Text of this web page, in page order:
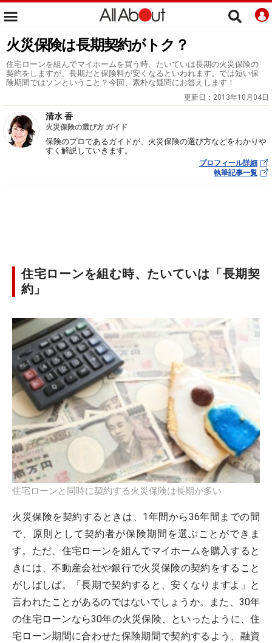
火災保険は長期契約がトク？
住宅ローンを組んでマイホームを買う時、たいていは長期の火災保険の
契約をしますが、長期だと保険料が安くなるといわれます。では短い保
険期間ではソンということ？今回、素朴な疑問にお答えします！
更新日： 2013年10月04日
清水 香
火災保険の選び方 ガイド
保険のプロであるガイドが、火災保険の選び方などをわかりや
すく解説していきます。
プロフィール詳細
執筆記事一覧
住宅ローンを組む時、たいていは「長期契
約」
住宅ローンと同時に契約する火災保険は長期が多い
火災保険を契約するときは、1年間から36年間までの間
で、原則として契約者が保険期間を選ぶことができま
す。ただ、住宅ローンを組んでマイホームを購入すると
きには、不動産会社や銀行で火災保険の契約をすること
がしばしば。「長期で契約すると、安くなりますよ」と
言われたことがあるのではないでしょうか。また、30年
の住宅ローンなら30年の火災保険、といったように、住
宅ローン期間に合わせた保険期間で契約するよう、融資